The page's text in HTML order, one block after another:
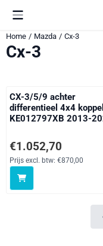
Cookievoorkeuren zijn
Home / Mazda / Cx-3
Cx-3
CX-3/5/9 achter
differentieel 4x4
KE012797XB 2013-
Prijs: 1 052,70, exclusief
€1.052,70
Prijs excl. btw: €870,00